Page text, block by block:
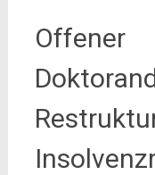
Offener